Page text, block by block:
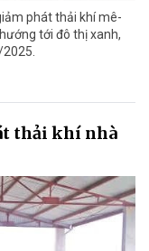
phát thải khí mê-
tới đô thị xanh,
thải khí nhà